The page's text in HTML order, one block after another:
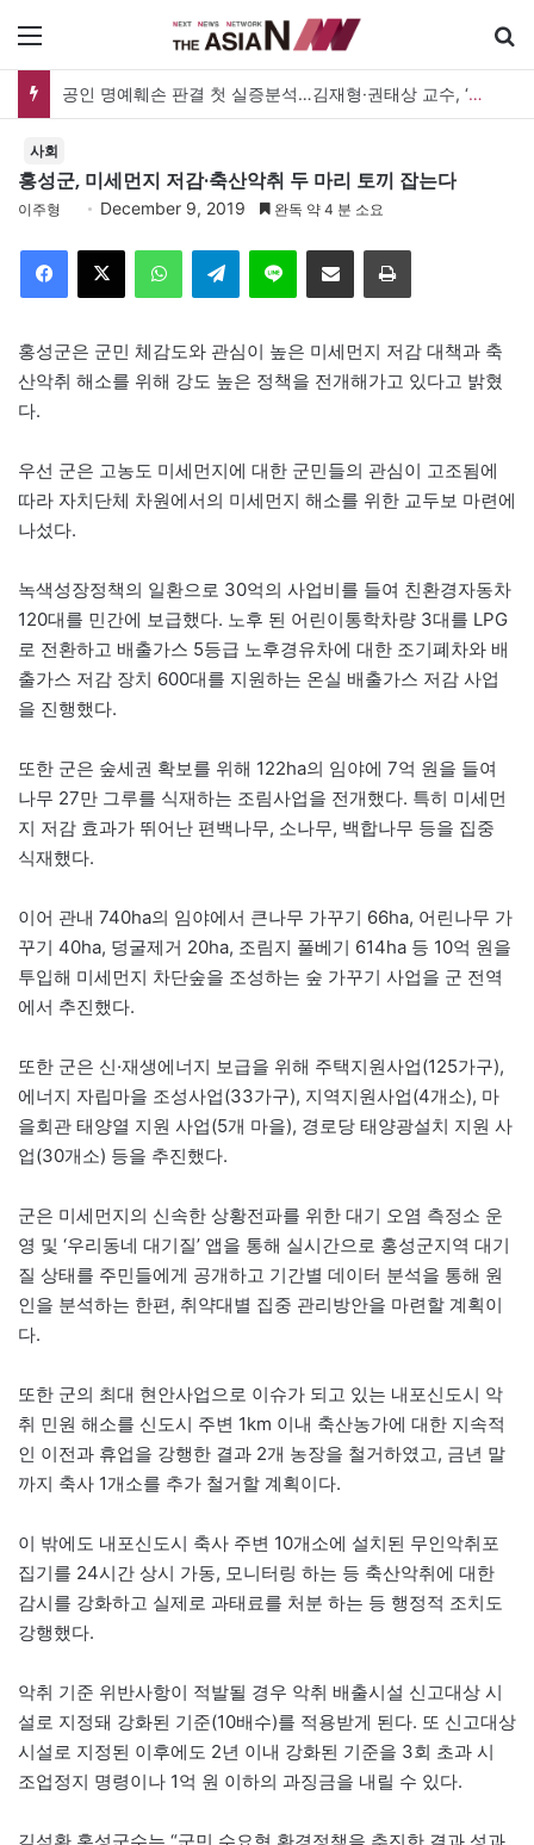
공인 명예훼손 판결 첫 실증분석…김재형·권태상 교수, ‘공인 보도준칙’ 제안도
사회
홍성군, 미세먼지 저감·축산악취 두 마리 토끼 잡는다
이주형 December 9, 2019 완독 약 4 분 소요
Telegram 이메일
홍성군은 군민 체감도와 관심이 높은 미세먼지 저감 대책과 축
산악취 해소를 위해 강도 높은 정책을 전개해가고 있다고 밝혔
다.
우선 군은 고농도 미세먼지에 대한 군민들의 관심이 고조됨에
따라 자치단체 차원에서의 미세먼지 해소를 위한 교두보 마련에
나섰다.
녹색성장정책의 일환으로 30억의 사업비를 들여 친환경자동차
120대를 민간에 보급했다. 노후 된 어린이통학차량 3대를 LPG
로 전환하고 배출가스 5등급 노후경유차에 대한 조기폐차와 배
출가스 저감 장치 600대를 지원하는 온실 배출가스 저감 사업
을 진행했다.
또한 군은 숲세권 확보를 위해 122ha의 임야에 7억 원을 들여
나무 27만 그루를 식재하는 조림사업을 전개했다. 특히 미세먼
지 저감 효과가 뛰어난 편백나무, 소나무, 백합나무 등을 집중
식재했다.
이어 관내 740ha의 임야에서 큰나무 가꾸기 66ha, 어린나무 가
꾸기 40ha, 덩굴제거 20ha, 조림지 풀베기 614ha 등 10억 원을
투입해 미세먼지 차단숲을 조성하는 숲 가꾸기 사업을 군 전역
에서 추진했다.
또한 군은 신·재생에너지 보급을 위해 주택지원사업(125가구),
에너지 자립마을 조성사업(33가구), 지역지원사업(4개소), 마
을회관 태양열 지원 사업(5개 마을), 경로당 태양광설치 지원 사
업(30개소) 등을 추진했다.
군은 미세먼지의 신속한 상황전파를 위한 대기 오염 측정소 운
영 및 ‘우리동네 대기질’ 앱을 통해 실시간으로 홍성군지역 대기
질 상태를 주민들에게 공개하고 기간별 데이터 분석을 통해 원
인을 분석하는 한편, 취약대별 집중 관리방안을 마련할 계획이
다.
또한 군의 최대 현안사업으로 이슈가 되고 있는 내포신도시 악
취 민원 해소를 신도시 주변 1km 이내 축산농가에 대한 지속적
인 이전과 휴업을 강행한 결과 2개 농장을 철거하였고, 금년 말
까지 축사 1개소를 추가 철거할 계획이다.
이 밖에도 내포신도시 축사 주변 10개소에 설치된 무인악취포
집기를 24시간 상시 가동, 모니터링 하는 등 축산악취에 대한
감시를 강화하고 실제로 과태료를 처분 하는 등 행정적 조치도
강행했다.
악취 기준 위반사항이 적발될 경우 악취 배출시설 신고대상 시
설로 지정돼 강화된 기준(10배수)를 적용받게 된다. 또 신고대상
시설로 지정된 이후에도 2년 이내 강화된 기준을 3회 초과 시
조업정지 명령이나 1억 원 이하의 과징금을 내릴 수 있다.